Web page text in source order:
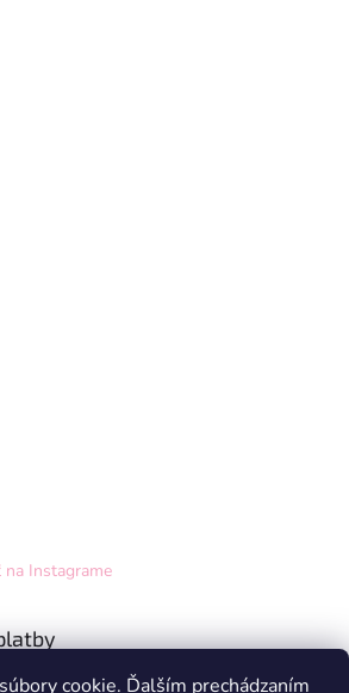
cookie. Ďalším prechádzaním
na Instagrame